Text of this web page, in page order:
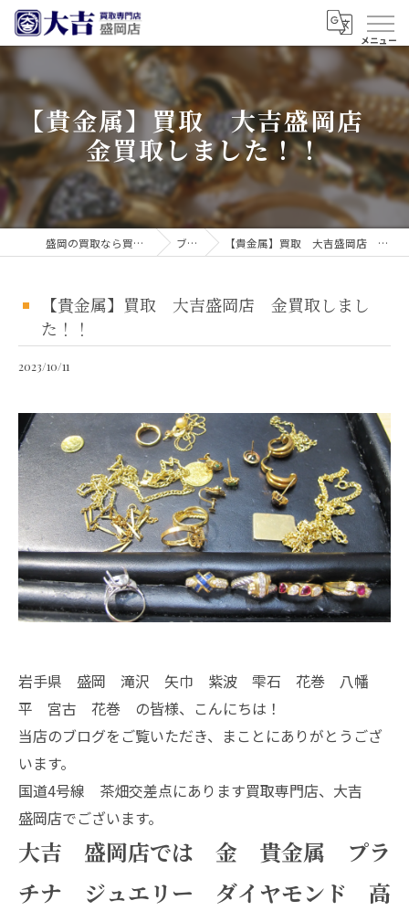
【貴金属】買取 大吉盛岡店
金買取しました！！
盛岡の買取なら買取大吉 盛岡店 ブログ 【貴金属】買取 大吉盛岡店 金買取しました！！
【貴金属】買取 大吉盛岡店 金買取しまし
た！！
2023/10/11
岩手県 盛岡 滝沢 矢巾 紫波 雫石 花巻 八幡
平 宮古 花巻 の皆様、こんにちは！
当店のブログをご覧いただき、まことにありがとうござ
います。
国道4号線 茶畑交差点にあります買取専門店、大吉
盛岡店でございます。
大吉 盛岡店では 金 貴金属 プラ
チナ ジュエリー ダイヤモンド 高